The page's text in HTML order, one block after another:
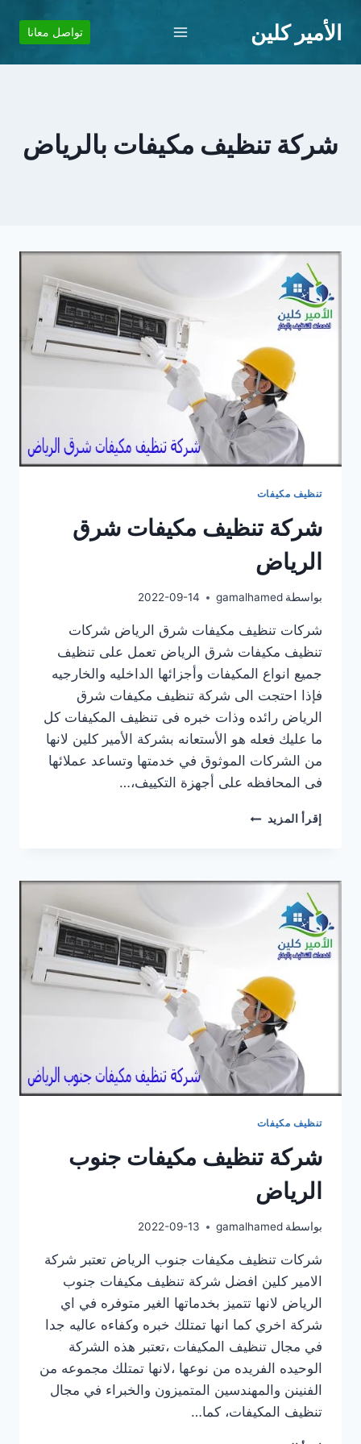
الأمير كلين تواصل معانا
شركة تنظيف مكيفات بالرياض
تنظيف مكيفات
شركة تنظيف مكيفات شرق
الرياض
بواسطة gamalhamed
2022-09-14
شركات تنظيف مكيفات شرق الرياض شركات
تنظيف مكيفات شرق الرياض تعمل على تنظيف
جميع انواع المكيفات وأجزائها الداخليه والخارجيه
فإذا احتجت الى شركة تنظيف مكيفات شرق
الرياض رائده وذات خبره فى تنظيف المكيفات كل
ما عليك فعله هو الأستعانه بشركة الأمير كلين لانها
من الشركات الموثوق في خدمتها وتساعد عملائها
فى المحافظه على أجهزة التكييف،…
إقرأ المزيد شركة
الرياض
تنظيف مكيفات
شركة تنظيف مكيفات جنوب
الرياض
بواسطة gamalhamed
2022-09-13
شركات تنظيف مكيفات جنوب الرياض تعتبر شركة
الامير كلين افضل شركة تنظيف مكيفات جنوب
الرياض لانها تتميز بخدماتها الغير متوفره في اي
شركة اخري كما انها تمتلك خبره وكفاءه عاليه جدا
في مجال تنظيف المكيفات ،تعتبر هذه الشركة
الوحيده الفريده من نوعها ،لانها تمتلك مجموعه من
الفنينن والمهندسين المتميزون والخبراء في مجال
تنظيف المكيفات، كما…